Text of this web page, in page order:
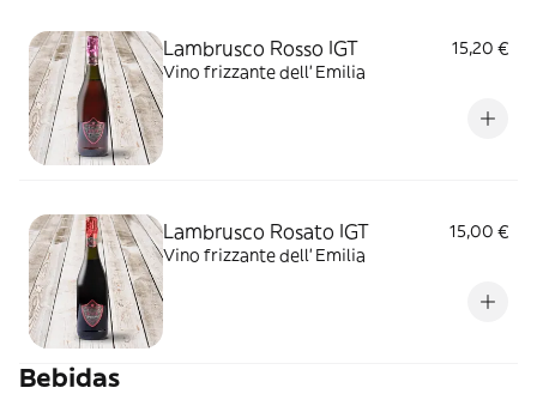
Lambrusco Rosso IGT
15,20 €
Vino frizzante dell' Emilia
Lambrusco Rosato IGT
15,00 €
Vino frizzante dell' Emilia
Bebidas